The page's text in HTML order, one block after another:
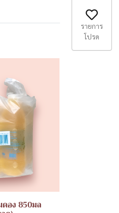
อง 850มล
รายการ
โปรด